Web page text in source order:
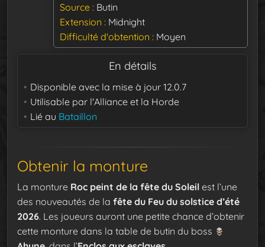
Source Butin
Extension
Midnight
Difficulté d'obtention
Moyen
En détails
Disponible avec la mise à jour 12.0.7
Utilisable par l'Alliance et la Horde
Lié au Bataillon
Obtenir la monture
La monture Roc peint de la fête du Soleil est l’une
des nouveautés de la fête du Feu du solstice d’été
2026. Les joueurs auront une petite chance d’obtenir
cette monture dans la table de butin du boss